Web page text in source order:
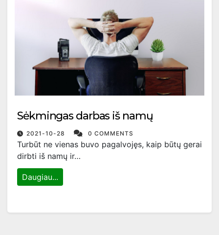
Sėkmingas darbas iš namų
2021-10-28 0 COMMENTS
Turbūt ne vienas buvo pagalvojęs, kaip būtų gerai
dirbti iš namų ir…
Daugiau...